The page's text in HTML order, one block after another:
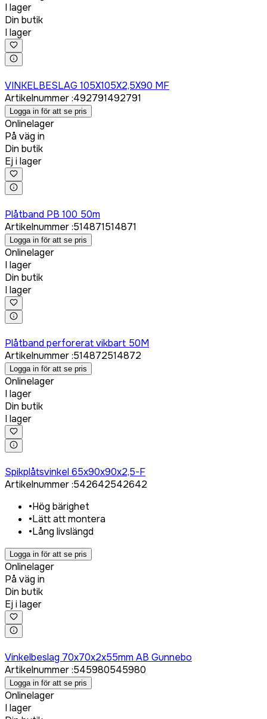
I lager
Din butik
I lager
VINKELBESLAG 105X105X2,5X90 MF
Artikelnummer:492791492791
Logga in för att se pris
Onlinelager
På väg in
Din butik
Ej i lager
Plåtband PB 100 50m
Artikelnummer:514871514871
Logga in för att se pris
Onlinelager
I lager
Din butik
I lager
Plåtband perforerat vikbart 50M
Artikelnummer:514872514872
Logga in för att se pris
Onlinelager
I lager
Din butik
I lager
Spikplåtsvinkel 65x90x90x2,5-F
Artikelnummer:542642542642
•Hög bärighet
•Lätt att montera
•Lång livslängd
Logga in för att se pris
Onlinelager
På väg in
Din butik
Ej i lager
Vinkelbeslag 70x70x2x55mm AB Gunnebo
Artikelnummer:545980545980
Logga in för att se pris
Onlinelager
I lager